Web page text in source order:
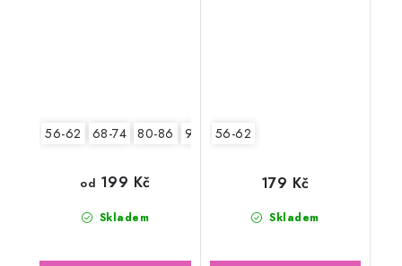
56-62 68-74 80-86 92-98
Skladem
od 199 Kč
56-62
Skladem
179 Kč